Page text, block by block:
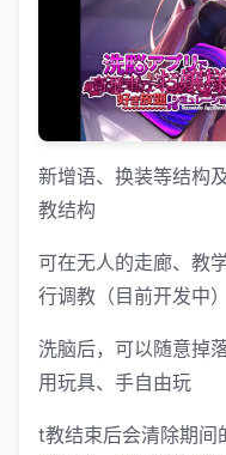
新增语、换装等结构
教结构
可在无人的走廊、教
行调教（目前开发中）
洗脑后，可以随意掉
用玩具、手自由玩
t教结束后会清除期间